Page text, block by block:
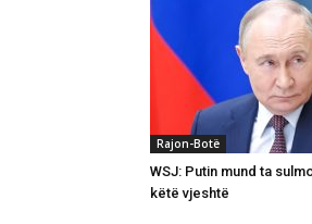
Rajon-Botë
WSJ: Putin mund ta
këtë vjeshtë